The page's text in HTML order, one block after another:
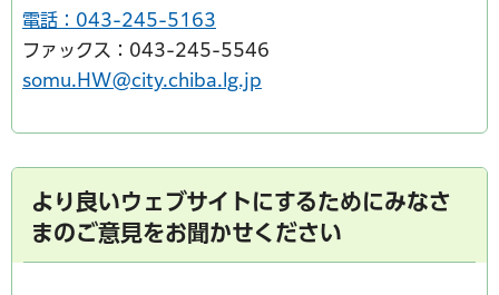
電話：043-245-5163
ファックス：043-245-5546
somu.HW@city.chiba.lg.jp
より良いウェブサイトにするためにみなさ
まのご意見をお聞かせください